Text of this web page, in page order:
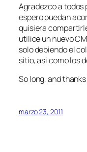
Agradezco a todos
espero puedan
quisiera
utilice un nuevo
solo debiendo el
sitio, asi como los
So long, and
marzo 23, 2011